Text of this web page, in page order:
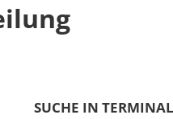
SUCHE IN